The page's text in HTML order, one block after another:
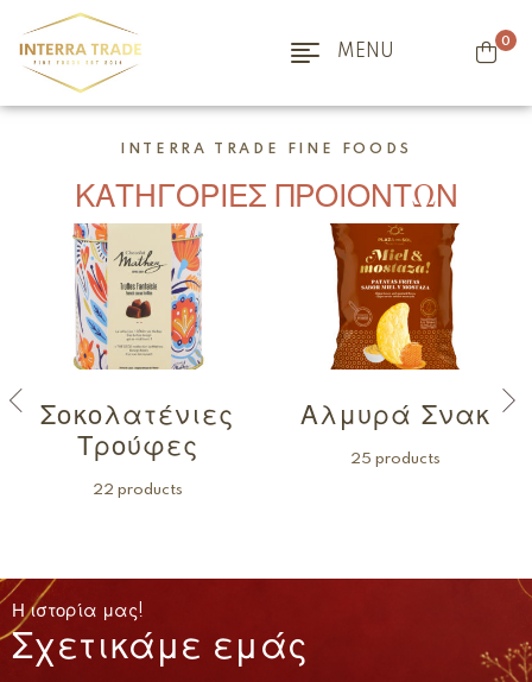
MENU
0
INTERRA TRADE FINE FOODS
ΚΑΤΗΓΟΡΙΕΣ ΠΡΟΙΟΝΤΩΝ
Σοκολατένιες
Τρούφες
22 products
Αλμυρά Σνακ
25 products
Η ιστορία μας!
Σχετικάμε εμάς